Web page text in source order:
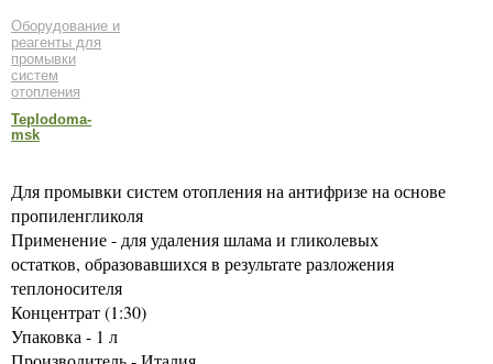
Оборудование и
реагенты для
промывки
систем
отопления
Teplodoma-
msk
Для промывки систем отопления на антифризе на основе
пропиленгликоля
Применение - для удаления шлама и гликолевых
остатков, образовавшихся в результате разложения
теплоносителя
Концентрат (1:30)
Упаковка - 1 л